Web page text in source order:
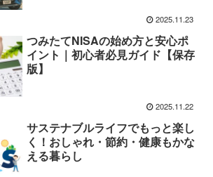
2025.11.23
つみたてNISAの始め方と安心ポ
イント｜初心者必見ガイド【保存
版】
2025.11.22
サステナブルライフでもっと楽し
く！おしゃれ・節約・健康もかな
える暮らし